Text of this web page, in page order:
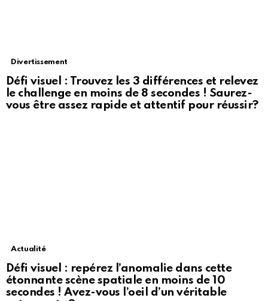
Divertissement
Défi visuel : Trouvez les 3 différences et relevez
le challenge en moins de 8 secondes ! Saurez-
vous être assez rapide et attentif pour réussir?
Actualité
Défi visuel : repérez l’anomalie dans cette
étonnante scène spatiale en moins de 10
secondes ! Avez-vous l’oeil d’un véritable